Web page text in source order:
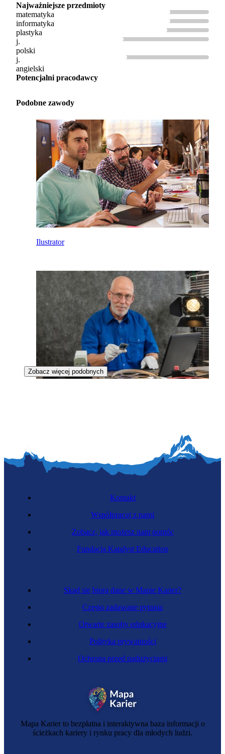
Najważniejsze przedmioty
matematyka
informatyka
plastyka
j.
polski
j.
angielski
Potencjalni pracodawcy
Podobne zawody
Ilustrator
Zawód regulowany
Artysta naukowy
Zobacz więcej podobnych
Mapa Karier to bezpłatna i interaktywna baza informacji o
ścieżkach kariery i rynku pracy dla młodych ludzi.
Skąd się biorą dane w Mapie Karier?
Często zadawane pytania
Otwarte zasoby edukacyjne
Polityka prywatności
Ochrona przed nadużyciami
Kontakt
Współpracuj z nami
Zobacz, jak możesz nam pomóc
Fundacja Katalyst Education